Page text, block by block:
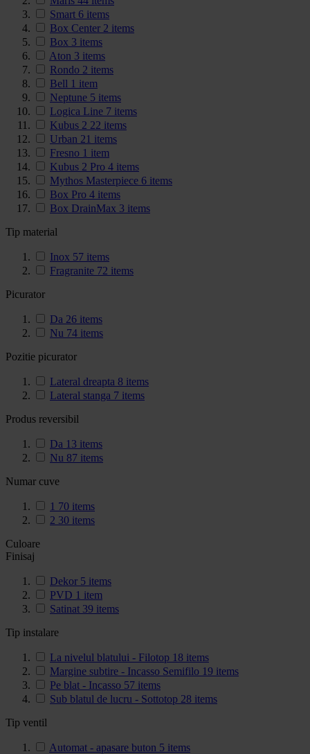
Smart 6 items
Box Center 2 items
Box 3 items
Aton 3 items
Rondo 2 items
Bell 1 item
Neptune 5 items
Logica Line 7 items
Kubus 2 22 items
Urban 21 items
Fresno 1 item
Kubus 2 Pro 4 items
Mythos Masterpiece 6 items
Box Pro 4 items
Box DrainMax 3 items
Tip material
Inox 57 items
Fragranite 72 items
Picurator
Da 26 items
Nu 74 items
Pozitie picurator
Lateral dreapta 8 items
Lateral stanga 7 items
Produs reversibil
Da 13 items
Nu 87 items
Numar cuve
1 70 items
2 30 items
Culoare
Finisaj
Dekor 5 items
PVD 1 item
Satinat 39 items
Tip instalare
La nivelul blatului - Filotop 18 items
Margine subtire - Incasso Semifilo 19 items
Pe blat - Incasso 57 items
Sub blatul de lucru - Sottotop 28 items
Tip ventil
Automat - apasare buton 5 items